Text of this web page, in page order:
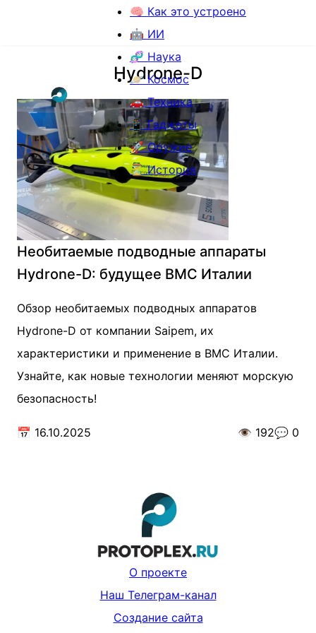
🧠 Как это устроено
🤖 ИИ
🧬 Наука
🪐 Космос
🚗 Техника
📱 Гаджеты
🚀 Оружие
⏳ История
Hydrone-D
Необитаемые подводные аппараты
Hydrone-D: будущее ВМС Италии
Обзор необитаемых подводных аппаратов
Hydrone-D от компании Saipem, их
характеристики и применение в ВМС Италии.
Узнайте, как новые технологии меняют морскую
безопасность!
📅 16.10.2025 👁️ 192💬 0
О проекте
Наш Телеграм-канал
Создание сайта